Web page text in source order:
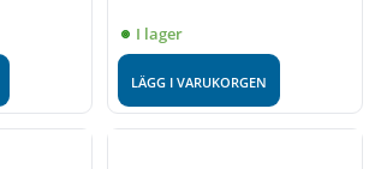
I lager
LÄGG I VARUKORGEN